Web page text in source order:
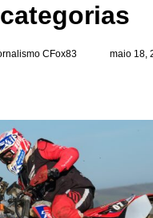
categorias
CFox83 maio 18,